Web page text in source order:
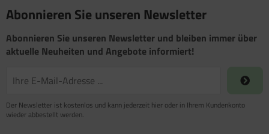
Abonnieren Sie unseren Newsletter
Abonnieren Sie unseren Newsletter und bleiben immer über
aktuelle Neuheiten und Angebote informiert!
Der Newsletter ist kostenlos und kann jederzeit hier oder in Ihrem Kundenkonto
wieder abbestellt werden.